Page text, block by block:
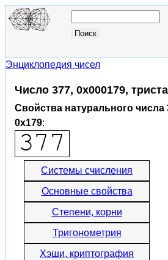
Энциклопедия чисел
Число 377, 0x000179,
Свойства натурального числа
0x179:
Системы счисления
Основные свойства
Степени, корни
Тригонометрия
Хэши, криптография